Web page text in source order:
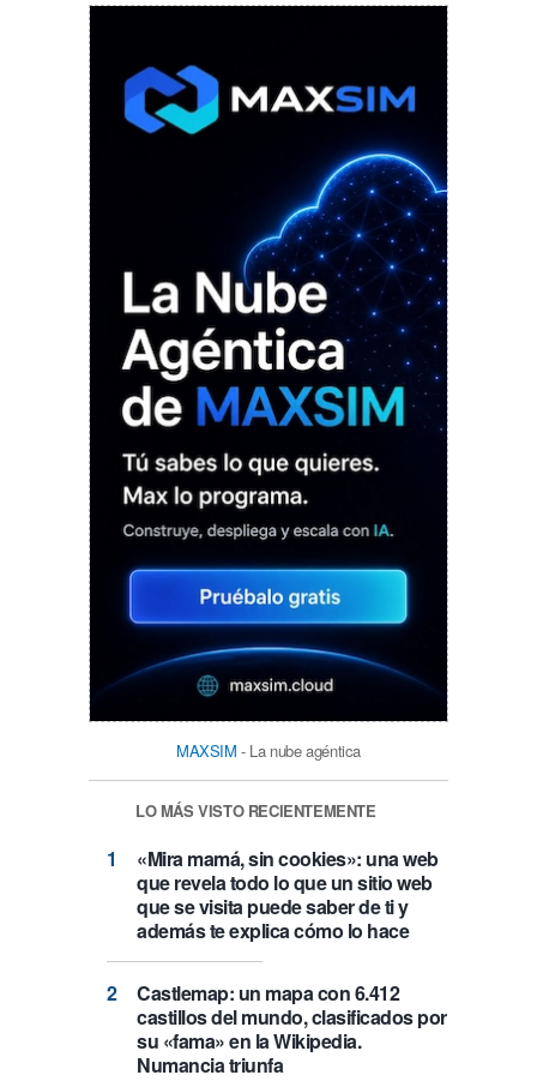
MAXSIM - La nube agéntica
LO MÁS VISTO RECIENTEMENTE
«Mira mamá, sin cookies»: una web
que revela todo lo que un sitio web
que se visita puede saber de ti y
además te explica cómo lo hace
Castlemap: un mapa con 6.412
castillos del mundo, clasificados por
su «fama» en la Wikipedia.
Numancia triunfa